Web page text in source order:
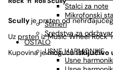
Stalci za note
Mikrofonski
Štimeri
Sredstva za
OSTALO
USNE HARMONIKE
Usne
Scully je prsten od
Uz prsteniz Music Wheel Rock
Kupovina je mogućaisključivo